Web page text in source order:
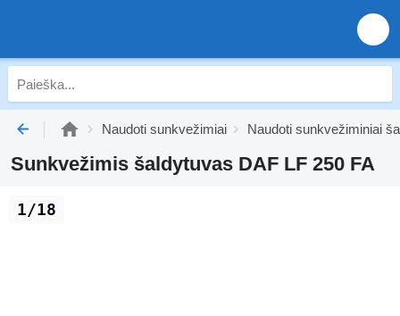
Naudoti sunkvežimiai Naudoti sunkvežiminiai
Sunkvežimis šaldytuvas DAF LF 250 FA
1/18